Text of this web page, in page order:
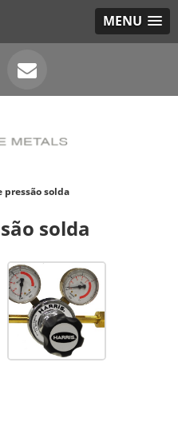
MENU
pressão solda
solda